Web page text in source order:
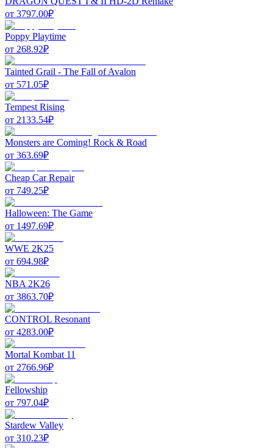
от 3797.00₽
Poppy Playtime
от 268.92₽
Tainted Grail - The Fall of Avalon
от 571.05₽
Tempest Rising
от 2133.54₽
Monsters are Coming! Rock & Road
от 363.69₽
Cheap Car Repair
от 749.25₽
Halloween: The Game
от 1497.69₽
WWE 2K25
от 694.98₽
NBA 2K26
от 3863.70₽
CONTROL Resonant
от 4283.00₽
Mortal Kombat 11
от 2766.96₽
Fellowship
от 797.04₽
Stardew Valley
от 310.23₽